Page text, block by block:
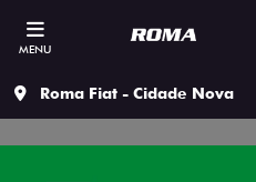
MENU
Roma Fiat - Cidade Nova